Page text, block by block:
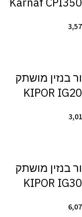
‏בנזין מושתק
‏בנזין מושתק